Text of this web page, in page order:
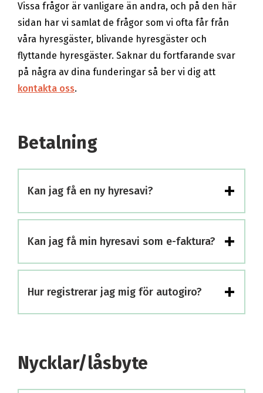
Vissa frågor är vanligare än andra, och på den här
sidan har vi samlat de frågor som vi ofta får från
våra hyresgäster, blivande hyresgäster och
flyttande hyresgäster. Saknar du fortfarande svar
på några av dina funderingar så ber vi dig att
kontakta oss.
Betalning
Kan jag få en ny hyresavi? +
Kan jag få min hyresavi som e-faktura? +
Hur registrerar jag mig för autogiro? +
Nycklar/låsbyte